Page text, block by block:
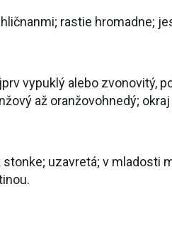
rastie hromadne;
vypuklý alebo zvonovitý,
až oranžovohnedý;
stonke; uzavretá; v mladosti